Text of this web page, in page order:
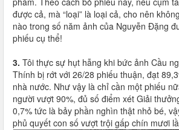
được cả, mà “loại” là loại cả, cho nên
nào trong số năm ảnh của Nguyễn Đặng
phiếu cụ thể!
3. Tôi thực sự hụt hẫng khi bức ảnh Cầu
Thính bị rớt với 26/28 phiếu thuận, đạt
nhà nước. Như vậy là chỉ cần một phiếu
người vượt 90%, đủ số điểm xét Giải
0,7% tức là bảy phần nghìn thật nhỏ bé,
phủ quyết con số vượt trội gấp chín mươi